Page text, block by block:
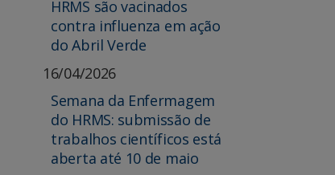
HRMS são vacinados
contra influenza em ação
do Abril Verde
16/04/2026
Semana da Enfermagem
do HRMS: submissão de
trabalhos científicos está
aberta até 10 de maio